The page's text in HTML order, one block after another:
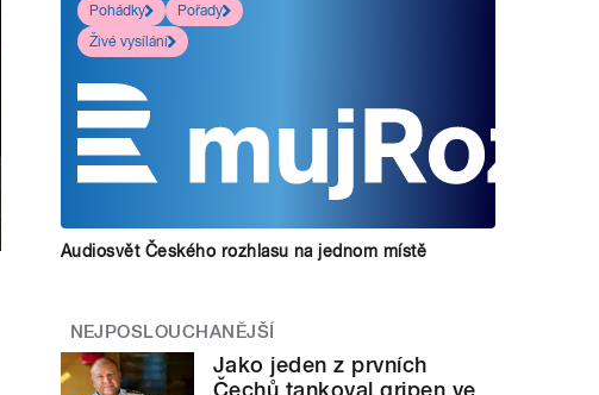
Pohádky
Pořady
Živé vysílání
Audiosvět Českého rozhlasu na jednom místě
NEJPOSLOUCHANĚJŠÍ
Jako jeden z prvních
Čechů tankoval gripen ve